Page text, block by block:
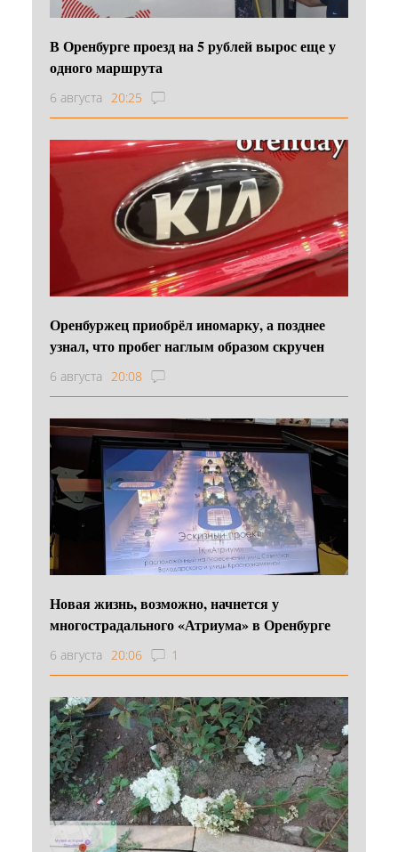
В Оренбурге проезд на 5 рублей вырос еще у
одного маршрута
6 августа 20:25
Оренбуржец приобрёл иномарку, а позднее
узнал, что пробег наглым образом скручен
6 августа 20:08
Новая жизнь, возможно, начнется у
многострадального «Атриума» в Оренбурге
6 августа 20:06 1